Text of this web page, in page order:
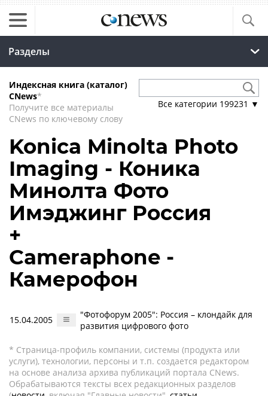
Разделы
Индексная книга (каталог)
CNews*
Получите все материалы
CNews по ключевому слову
Все категории 199231 ▼
Konica Minolta Photo
Imaging - Коника
Минолта Фото
Имэджинг Россия
+
Cameraphone -
Камерофон
15.04.2005
"Фотофорум 2005": Россия – клондайк для
развития цифрового фото
* Страница-профиль компании, системы (продукта или
услуги), технологии, персоны и т.п. создается редактором
на основе анализа архива публикаций портала CNews.
Обрабатываются тексты всех редакционных разделов